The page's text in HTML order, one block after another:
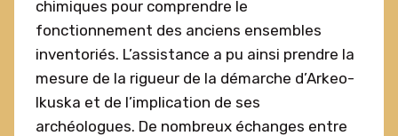
chimiques pour comprendre le
fonctionnement des anciens ensembles
inventoriés. L’assistance a pu ainsi prendre la
mesure de la rigueur de la démarche d’Arkeo-
Ikuska et de l’implication de ses
archéologues. De nombreux échanges entre